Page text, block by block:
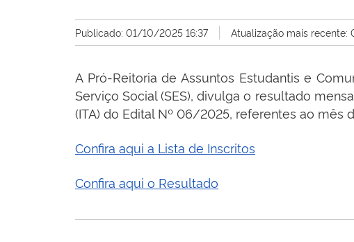
Publicado: 01/10/2025 16:37 Atualização mais recente:
A Pró-Reitoria de Assuntos Estudantis e
Serviço Social (SES), divulga o resultado
(ITA) do Edital Nº 06/2025, referentes ao mês
Confira aqui a Lista de Inscritos
Confira aqui o Resultado